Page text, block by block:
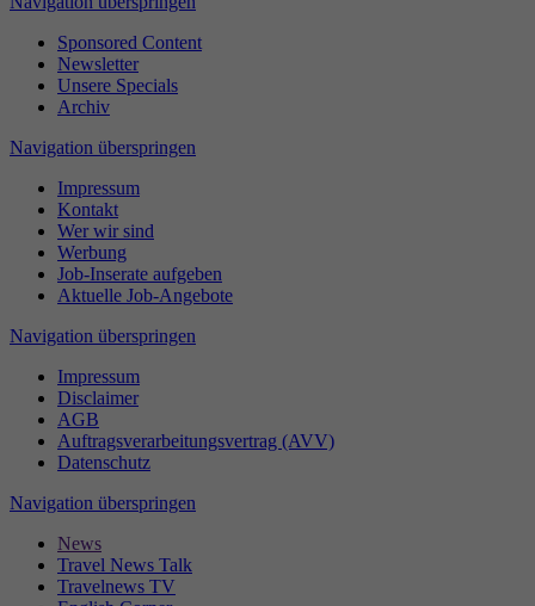
Sponsored Content
Newsletter
Unsere Specials
Archiv
Navigation überspringen
Impressum
Kontakt
Wer wir sind
Werbung
Job-Inserate aufgeben
Aktuelle Job-Angebote
Navigation überspringen
Impressum
Disclaimer
AGB
Auftragsverarbeitungsvertrag (AVV)
Datenschutz
Navigation überspringen
News
Travel News Talk
Travelnews TV